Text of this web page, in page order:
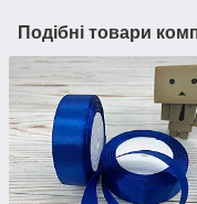
Подібні товари